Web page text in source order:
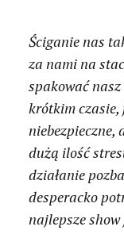
Ściganie nas
za nami na
spakować
krótkim
niebezpieczne,
dużą ilość
działanie
desperacko
najlepsze